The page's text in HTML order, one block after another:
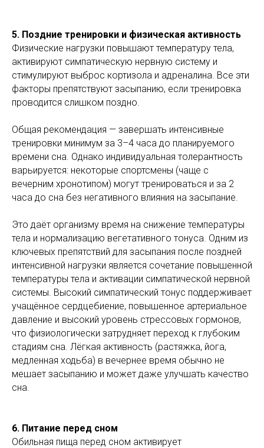
5. Поздние тренировки и физическая активность
Физические нагрузки повышают температуру тела,
активируют симпатическую нервную систему и
стимулируют выброс кортизола и адреналина. Все эти
факторы препятствуют засыпанию, если тренировка
проводится слишком поздно.
Общая рекомендация — завершать интенсивные
тренировки минимум за 3–4 часа до планируемого
времени сна. Однако индивидуальная толерантность
варьируется: некоторые спортсмены (чаще с
вечерним хронотипом) могут тренироваться и за 2
часа до сна без негативного влияния на засыпание.
Это даёт организму время на снижение температуры
тела и нормализацию вегетативного тонуса. Одним из
ключевых препятствий для засыпания после поздней
интенсивной нагрузки является сочетание повышенной
температуры тела и активации симпатической нервной
системы. Высокий симпатический тонус поддерживает
учащённое сердцебиение, повышенное артериальное
давление и высокий уровень стрессовых гормонов,
что физиологически затрудняет переход к глубоким
стадиям сна. Лёгкая активность (растяжка, йога,
медленная ходьба) в вечернее время обычно не
мешает засыпанию и может даже улучшать качество
сна.
6. Питание перед сном
Обильная пища перед сном активирует